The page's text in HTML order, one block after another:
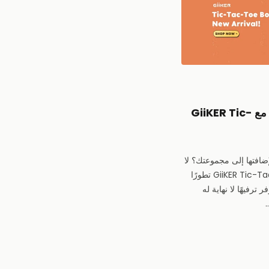
❌⭕️اكتشف المتعة المطلقة مع GiiKER Tic-
إلى مجموعتك؟ لا
مزيد من البحث! يقدم GiiKER Tic-Tac-Toe Bolt تطورًا
ترفيهًا لا نهاية له